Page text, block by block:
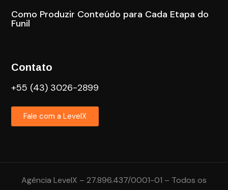
Como Produzir Conteúdo para Cada Etapa do
Funil
Contato
+55 (43) 3026-2899
Fale com a LevelX
Agência LevelX – 27.896.437/0001-01 – Todos os